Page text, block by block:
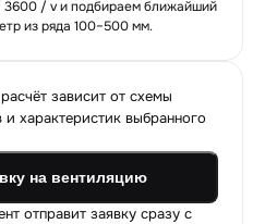
3600 / v и подбираем ближайший
из ряда 100–500 мм.
зависит от схемы
характеристик выбранного
на вентиляцию
отправит заявку сразу с